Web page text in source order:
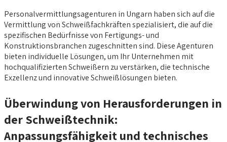
Personalvermittlungsagenturen in Ungarn haben sich auf die
Vermittlung von Schweißfachkräften spezialisiert, die auf die
spezifischen Bedürfnisse von Fertigungs- und
Konstruktionsbranchen zugeschnitten sind. Diese Agenturen
bieten individuelle Lösungen, um Ihr Unternehmen mit
hochqualifizierten Schweißern zu verstärken, die technische
Exzellenz und innovative Schweißlösungen bieten.
Überwindung von Herausforderungen in
der Schweißtechnik:
Anpassungsfähigkeit und technisches